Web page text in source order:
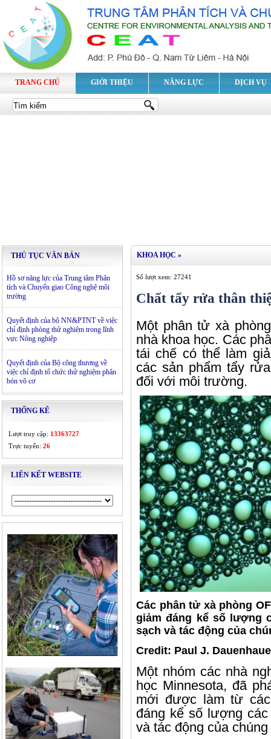
TRANG CHỦ GIỚI THIỆU NĂNG LỰC DỊCH VỤ
THỦ TỤC VĂN BẢN
Hồ sơ năng lực của Trung tâm Phân
tích và Chuyển giao Công nghệ môi
trường
Quyết định của bộ NN&PTNT về việc
chỉ định phòng thử nghiệm trong lĩnh
vực Nông nghiệp
Quyết định của Bộ công thương về
việc chỉ định tổ chức thử nghiệm phân
bón vô cơ
THỐNG KÊ
Lượt truy cập: 13363727
Trực tuyến: 26
LIÊN KẾT WEBSITE
KHOA HỌC »
Số lượt xem: 27241
Chất tẩy rửa thân
Một phân tử xà
nhà khoa học. Các
tái chế có thể làm
các sản phẩm tẩy
đối với môi trường.
Các phân tử xà phòng
giảm đáng kể số lượng
sạch và tác động của
Credit: Paul J.
Một nhóm các nhà
học Minnesota, đã
mới được làm từ
đáng kể số lượng
và tác động của